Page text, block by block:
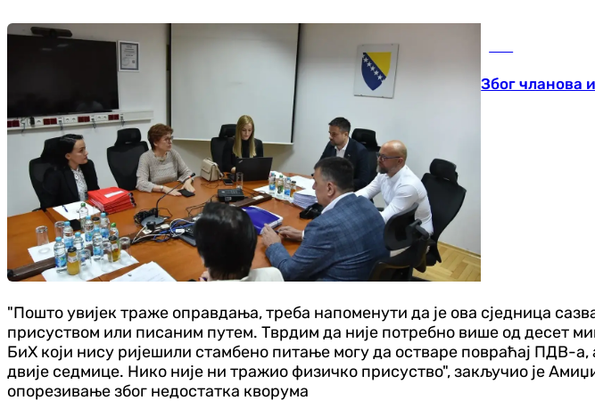
Због чланова
"Пошто увијек траже оправдања, треба напоменути да је ова сједница
присуством или писаним путем. Тврдим да није потребно више од десет
БиХ који нису ријешили стамбено питање могу да остваре повраћај ПДВ-
двије седмице. Нико није ни тражио физичко присуство", закључио је
опорезивање због недостатка кворума